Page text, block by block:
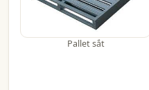
Pallet sắt